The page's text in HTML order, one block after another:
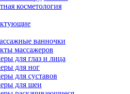
косметология
ванночки
массажеров
для глаз и лица
для ног
для суставов
для шеи